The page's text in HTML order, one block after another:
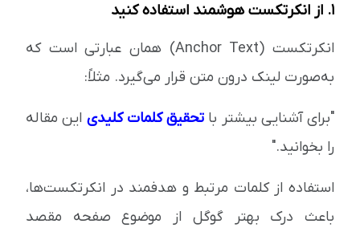
1. از انکرتکست هوشمند استفاده کنید
انکرتکست (Anchor Text) همان عبارتی است که
به‌صورت لینک درون متن قرار می‌گیرد. مثلاً:
"برای آشنایی بیشتر با تحقیق کلمات کلیدی این مقاله
را بخوانید."
استفاده از کلمات مرتبط و هدفمند در انکرتکست‌ها،
باعث درک بهتر گوگل از موضوع صفحه مقصد